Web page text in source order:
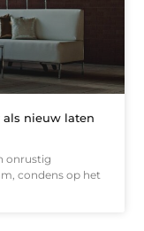
nieuw laten
onrustig
condens op het